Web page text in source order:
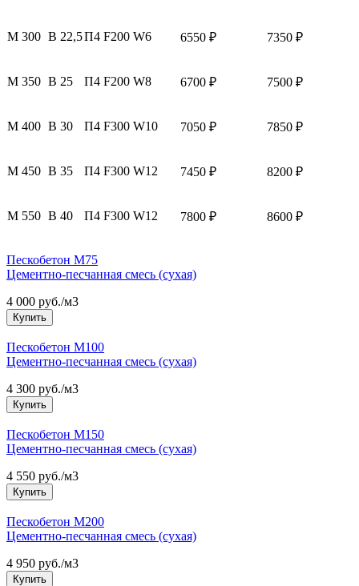
М 300 B 22,5П4 F200 W6 6550 ₽ 7350 ₽
М 350 B 25 П4 F200 W8 6700 ₽ 7500 ₽
М 400 B 30 П4 F300 W10 7050 ₽ 7850 ₽
М 450 B 35 П4 F300 W12 7450 ₽ 8200 ₽
М 550 B 40 П4 F300 W12 7800 ₽ 8600 ₽
Пескобетон М75
Цементно-песчанная смесь (сухая)
4 000 руб./м3
Купить
Пескобетон М100
Цементно-песчанная смесь (сухая)
4 300 руб./м3
Купить
Пескобетон М150
Цементно-песчанная смесь (сухая)
4 550 руб./м3
Купить
Пескобетон М200
Цементно-песчанная смесь (сухая)
4 950 руб./м3
Купить